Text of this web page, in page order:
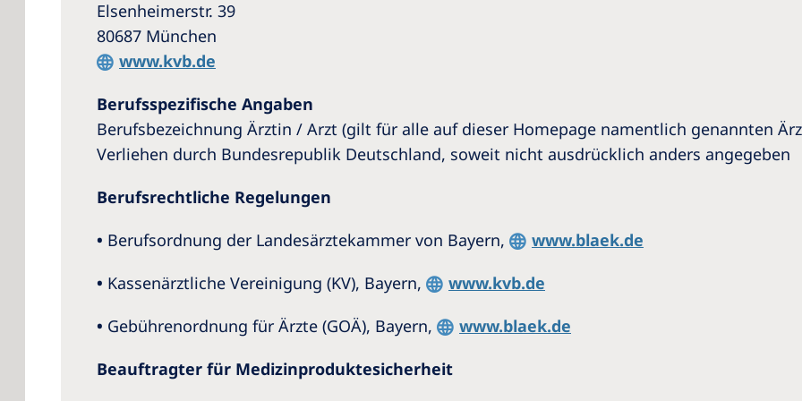
Elsenheimerstr. 39
80687 München
www.kvb.de
Berufsspezifische Angaben
Berufsbezeichnung Ärztin / Arzt (gilt für alle auf dieser Homepage namentlich genannten
Verliehen durch Bundesrepublik Deutschland, soweit nicht ausdrücklich anders angegeben
Berufsrechtliche Regelungen
• Berufsordnung der Landesärztekammer von Bayern,
www.blaek.de
• Kassenärztliche Vereinigung (KV), Bayern,
www.kvb.de
• Gebührenordnung für Ärzte (GOÄ), Bayern,
www.blaek.de
Beauftragter für Medizinproduktesicherheit